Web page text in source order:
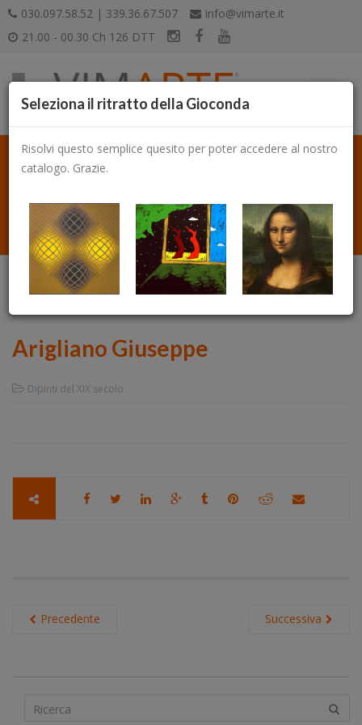
030.097.58.52 | 339.36.67.507
info@vimarte.it
21.00 - 00.30 Ch 126 DTT
Arigliano Giuseppe
Dipinti del XIX secolo
Successiva
Precedente
Seleziona il ritratto della Gioconda
Risolvi questo semplice quesito per poter accedere al nostro
catalogo. Grazie.